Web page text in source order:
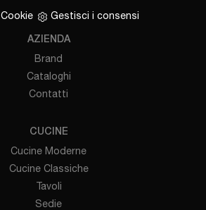
Cookie Gestisci i consensi
AZIENDA
Brand
Cataloghi
Contatti
CUCINE
Cucine Moderne
Cucine Classiche
Tavoli
Sedie